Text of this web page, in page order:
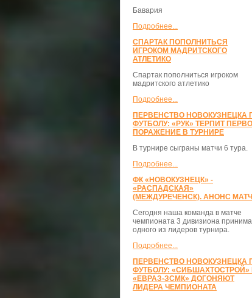
Бавария
Подробнее...
СПАРТАК ПОПОЛНИТЬСЯ
ИГРОКОМ МАДРИТСКОГО
АТЛЕТИКО
Спартак пополниться игроком
мадритского атлетико
Подробнее...
ПЕРВЕНСТВО НОВОКУЗНЕЦКА
ФУТБОЛУ: «РУК» ТЕРПИТ
ПОРАЖЕНИЕ В ТУРНИРЕ
В турнире сыграны матчи 6 тура.
Подробнее...
ФК «НОВОКУЗНЕЦК» -
«РАСПАДСКАЯ»
(МЕЖДУРЕЧЕНСК). АНОНС
Сегодня наша команда в матче
чемпионата 3 дивизиона
одного из лидеров турнира.
Подробнее...
ПЕРВЕНСТВО НОВОКУЗНЕЦКА
ФУТБОЛУ: «СИБШАХТОСТРОЙ»
«ЕВРАЗ-ЗСМК» ДОГОНЯЮТ
ЛИДЕРА ЧЕМПИОНАТА